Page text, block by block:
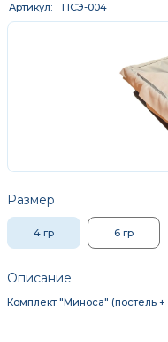
Размер
4 гр 6 гр
Описание
Комплект "Миноса" (постель
Артикул ПСЭ-004